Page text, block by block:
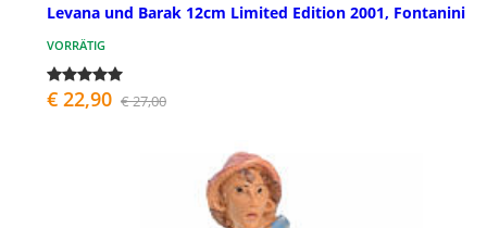
Levana und Barak 12cm Limited Edition 2001, Fontanini
VORRÄTIG
€ 22,90 € 27,00